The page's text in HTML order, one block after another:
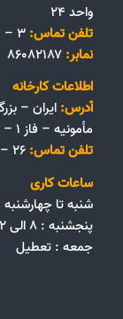
واحد ۲۴
تلفن تماس:
نمابر:
اطلاعات کارخانه
آدرس:
مأمونیه – فاز ۱ – بلوار صنعت – خیابان پانزدهم – پلاک ۱۳۰
تلفن تماس:
ساعات کاری
شنبه تا چهارشنبه : ۸ الی
پنجشنبه : ۸ الی ۱۲
جمعه‌ :‌ تعطیل